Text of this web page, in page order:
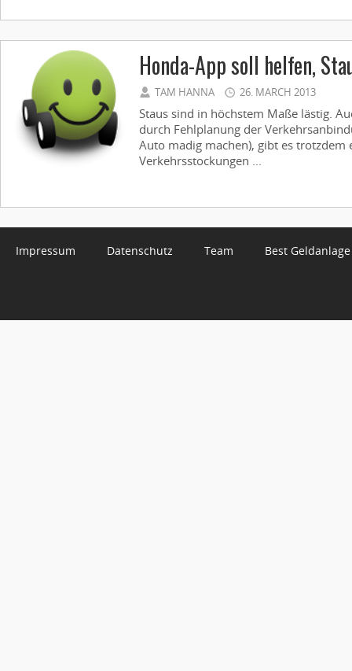
Honda-App soll helfen,
TAM HANNA 26. MARCH 2013
Staus sind in höchstem Maße lästig.
durch Fehlplanung der
Auto madig machen), gibt es trotzdem
Verkehrsstockungen ...
Impressum Datenschutz Team Best Geldanlage